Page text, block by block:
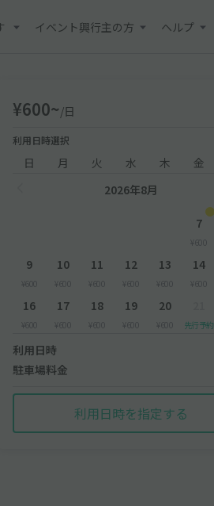
イベント興行主の方 ヘルプ
¥600~/日
利用日時選択
日 月 火 水 木 金
2026年8月
7
¥600
9
¥600
10
¥600
11
¥600
12
¥600
13
¥600
14
¥600
16
¥600
17
¥600
18
¥600
19
¥600
20
¥600 先行予約
利用日時
駐車場料金
利用日時を指定する